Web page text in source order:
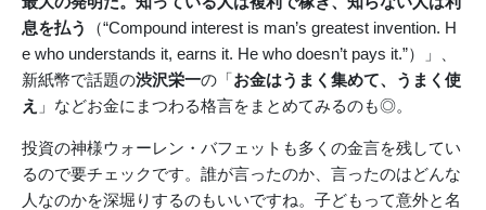
息を払う
（“Compound interest is man’s greatest invention. H
e who understands it, earns it. He who doesn’t pays it.”）」、
新紙幣で話題の渋沢栄一の「お金はうまく集めて、うまく使
え 」などお金にまつわる格言をまとめてみるのも◎。
投資の神様ウォーレン・バフェットも多くの金言を残してい
るので要チェックです。誰が言ったのか、言ったのはどんな
人なのかを深堀りするのもいいですね。子どもって意外と名